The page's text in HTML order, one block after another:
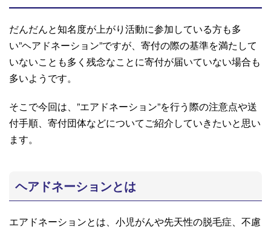
だんだんと知名度が上がり活動に参加している方も多
い”ヘアドネーション”ですが、寄付の際の基準を満たして
いないことも多く残念なことに寄付が届いていない場合も
多いようです。
そこで今回は、”エアドネーション”を行う際の注意点や送
付手順、寄付団体などについてご紹介していきたいと思い
ます。
ヘアドネーションとは
エアドネーションとは、小児がんや先天性の脱毛症、不慮